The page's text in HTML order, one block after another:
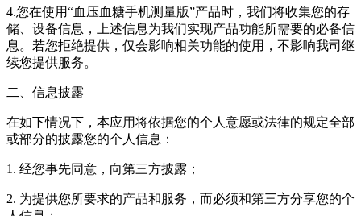
4.您在使用“血压血糖手机测量版”产品时，我们将收集您的存
储、设备信息，上述信息为我们实现产品功能所需要的必备信
息。若您拒绝提供，仅会影响相关功能的使用，不影响我司继
续您提供服务。
二、信息披露
在如下情况下，本应用将依据您的个人意愿或法律的规定全部
或部分的披露您的个人信息：
1. 经您事先同意，向第三方披露；
2. 为提供您所要求的产品和服务，而必须和第三方分享您的个